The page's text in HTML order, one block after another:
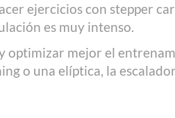
ejercicios con stepper
es muy intenso.
optimizar mejor el
o una elíptica, la